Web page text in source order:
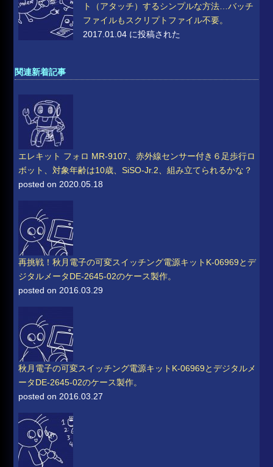
ト（アタッチ）するシンプルな方法…バッチ
ファイルもスクリプトファイル不要。
2017.01.04 に投稿された
関連新着記事
エレキット フォロ MR-9107、赤外線センサー付き６足歩行ロ
ボット、対象年齢は10歳、SiSO-Jr.2、組み立てられるかな？
posted on 2020.05.18
再挑戦！秋月電子の可変スイッチング電源キットK-06969とデ
ジタルメータDE-2645-02のケース製作。
posted on 2016.03.29
秋月電子の可変スイッチング電源キットK-06969とデジタルメ
ータDE-2645-02のケース製作。
posted on 2016.03.27